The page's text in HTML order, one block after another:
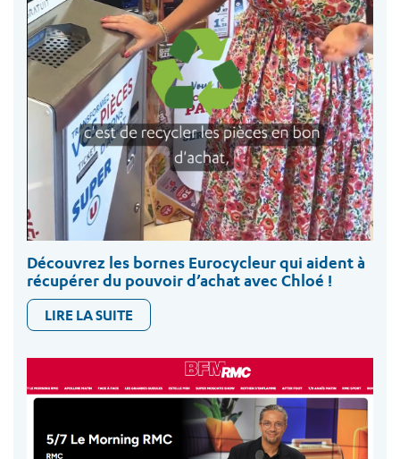
Découvrez les bornes Eurocycleur qui aident à
récupérer du pouvoir d’achat avec Chloé !
LIRE LA SUITE